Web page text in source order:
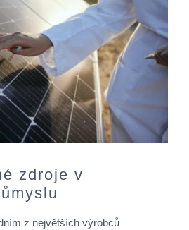
zdroje v
z největších výrobců